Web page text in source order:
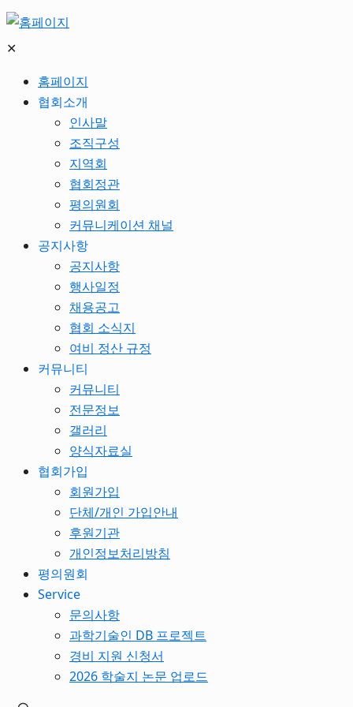
✕
홈페이지
협회소개
인사말
조직구성
지역회
협회정관
평의원회
커뮤니케이션 채널
공지사항
공지사항
행사일정
채용공고
협회 소식지
여비 정산 규정
커뮤니티
커뮤니티
전문정보
갤러리
양식자료실
협회가입
회원가입
단체/개인 가입안내
후원기관
개인정보처리방침
평의원회
Service
문의사항
과학기술인 DB 프로젝트
경비 지원 신청서
2026 학술지 논문 업로드